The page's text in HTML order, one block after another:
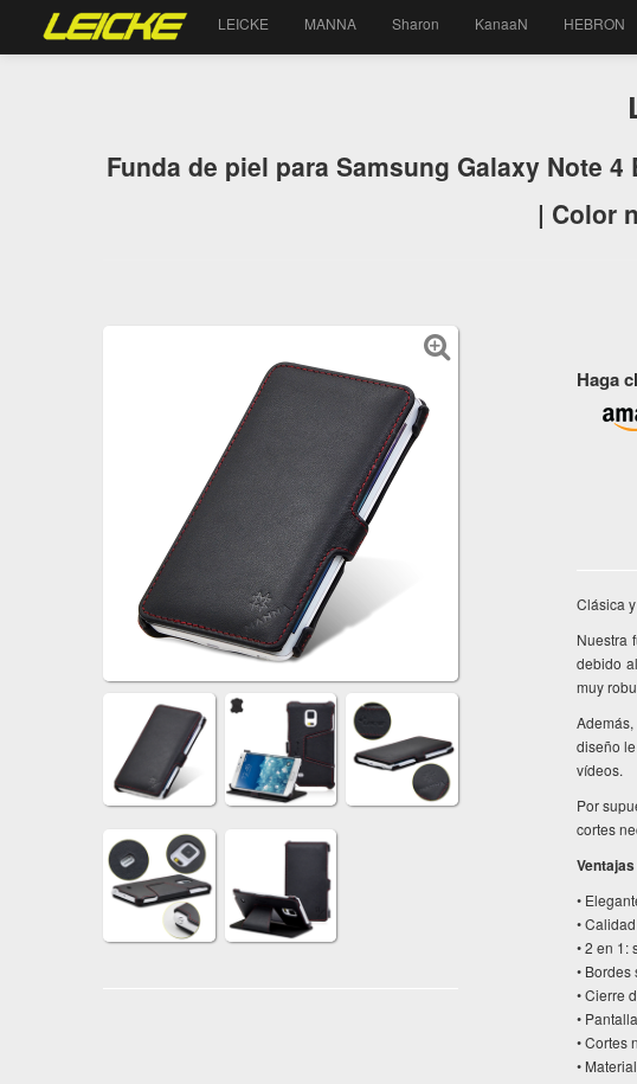
LEICKE MANNA Sharon KanaaN HEBRON
Funda de piel para Samsung Galaxy Note
| Color
Haga
Clásica
Nuestra
debido
muy
diseño
vídeos.
Por
cortes
•
•
• 2 en 1:
•
• Cierre
•
• Cortes
•